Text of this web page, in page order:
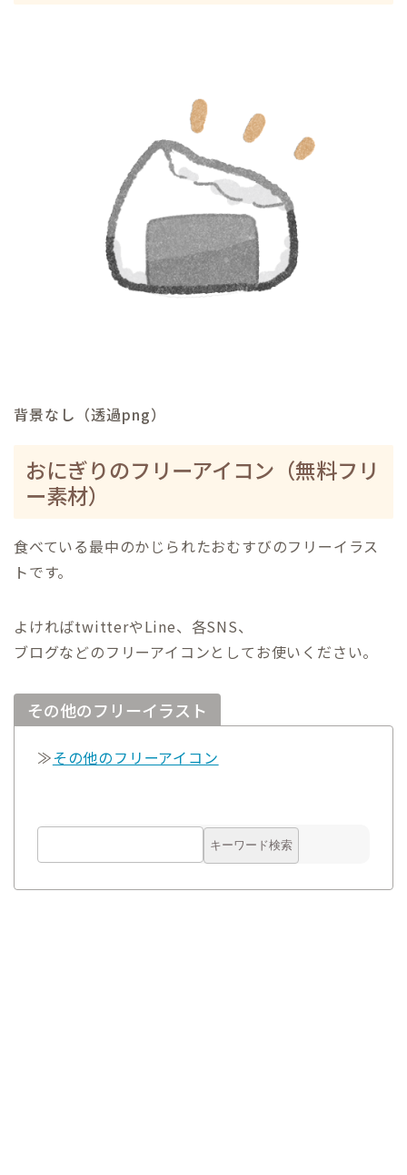
背景なし（透過png）
おにぎりのフリーアイコン（無料フリ
ー素材）
食べている最中のかじられたおむすびのフリーイラス
トです。
よければtwitterやLine、各SNS、
ブログなどのフリーアイコンとしてお使いください。
その他のフリーイラスト
≫その他のフリーアイコン